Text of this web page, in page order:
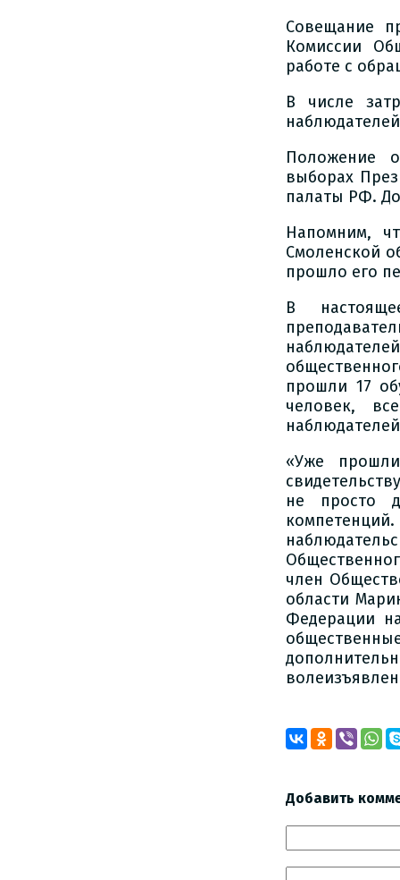
Совещание
Комиссии
работе с
В числе
Положение
выборах
палаты РФ.
Напомним,
Смоленской
прошло его
В
прошли 17
человек,
«Уже
не просто
член
области
Федерации
Добавить